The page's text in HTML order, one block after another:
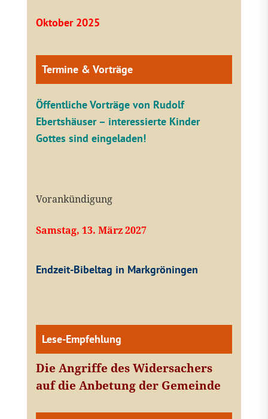
Oktober 2025
Termine & Vorträge
Öffentliche Vorträge von Rudolf
Ebertshäuser – interessierte Kinder
Gottes sind eingeladen!
Vorankündigung
Samstag, 13. März 2027
Endzeit-Bibeltag in Markgröningen
Lese-Empfehlung
Die Angriffe des Widersachers
auf die Anbetung der Gemeinde